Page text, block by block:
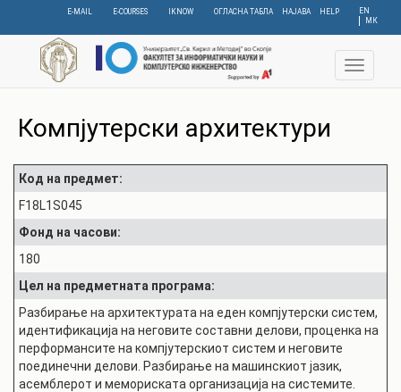
content
EN
МК
E-MAIL E-COURSES IKNOW ОГЛАСНА ТАБЛА НАЈАВА HELP
Toggle
Компјутерски архитектури
Код на предмет:
F18L1S045
Фонд на часови:
180
Цел на предметната програма:
Разбирање на архитектурата на еден компјутерски систем,
идентификација на неговите составни делови, проценка на
перформансите на компјутерскиот систем и неговите
поединечни делови. Разбирање на машинскиот јазик,
асемблерот и мемориската организација на системите.